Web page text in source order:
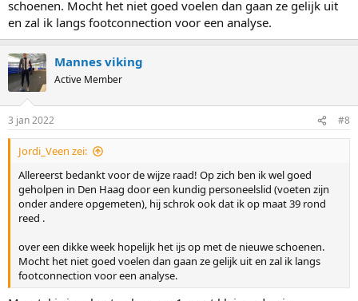
schoenen. Mocht het niet goed voelen dan gaan ze gelijk uit
en zal ik langs footconnection voor een analyse.
Mannes viking
Active Member
3 jan 2022 #8
Jordi_Veen zei:
Allereerst bedankt voor de wijze raad! Op zich ben ik wel goed
geholpen in Den Haag door een kundig personeelslid (voeten zijn
onder andere opgemeten), hij schrok ook dat ik op maat 39 rond
reed .
over een dikke week hopelijk het ijs op met de nieuwe schoenen.
Mocht het niet goed voelen dan gaan ze gelijk uit en zal ik langs
footconnection voor een analyse.